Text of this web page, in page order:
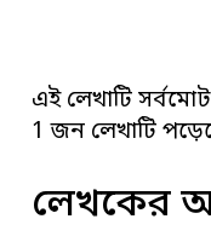
এই লেখাটি
1 জন লেখাটি
লেখকের